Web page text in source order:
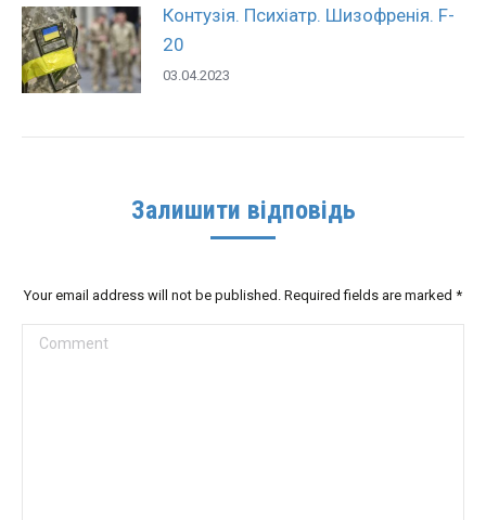
Контузія. Психіатр. Шизофренія. F-
20
03.04.2023
Залишити відповідь
Your email address will not be published. Required fields are marked *
Comment